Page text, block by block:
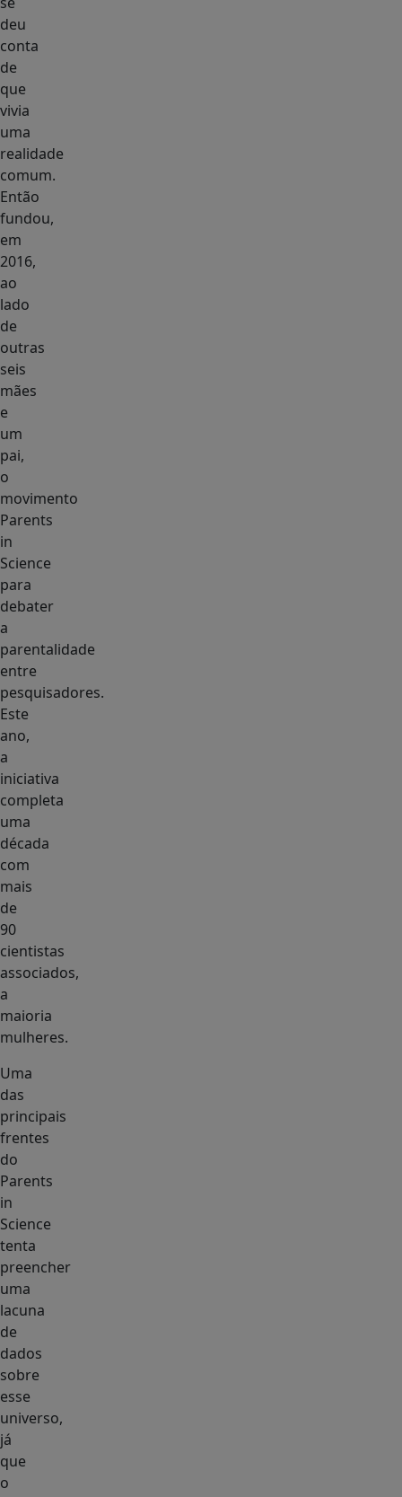
deu
conta
de
que
vivia
uma
realidade
comum.
Então
fundou,
em
2016,
ao
lado
de
outras
seis
mães
e
um
pai,
o
movimento
Parents
in
Science
para
debater
a
parentalidade
entre
pesquisadores.
Este
ano,
a
iniciativa
completa
uma
década
com
mais
de
90
cientistas
associados,
a
maioria
mulheres.
Uma
das
principais
frentes
do
Parents
in
Science
tenta
preencher
uma
lacuna
de
dados
sobre
esse
universo,
já
que
o